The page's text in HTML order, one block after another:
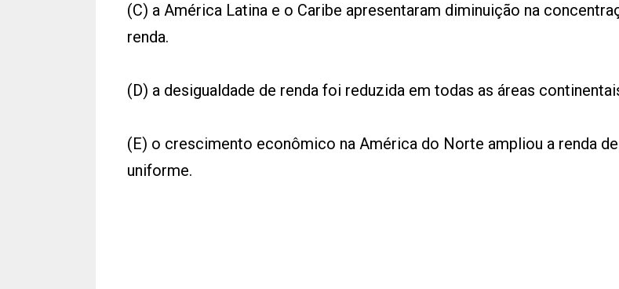
(C) a América Latina e o Caribe apresentaram diminuição na
renda.
(D) a desigualdade de renda foi reduzida em todas as áreas
(E) o crescimento econômico na América do Norte ampliou a renda
uniforme.